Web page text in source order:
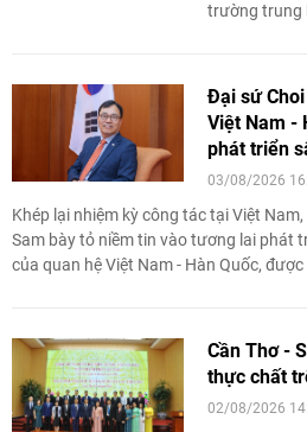
trường trung
Đại sứ
Việt Nam -
phát triển
03/08/2026
Khép lại nhiệm kỳ công tác tại Việt
Sam bày tỏ niềm tin vào tương lai phát
của quan hệ Việt Nam - Hàn Quốc,
hơn quan hệ song phương trên các lĩnh
đổi mới sáng tạo và giao lưu nhân dân.
Cần Thơ -
thực chất
02/08/2026